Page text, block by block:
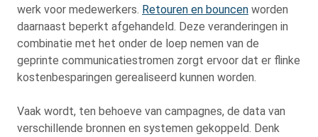
werk voor medewerkers. Retouren en bouncen worden
daarnaast beperkt afgehandeld. Deze veranderingen in
combinatie met het onder de loep nemen van de
geprinte communicatiestromen zorgt ervoor dat er flinke
kostenbesparingen gerealiseerd kunnen worden.
Vaak wordt, ten behoeve van campagnes, de data van
verschillende bronnen en systemen gekoppeld. Denk